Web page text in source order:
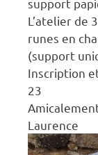
support
L’atelier de
runes en
(support
Inscription
23
Laurence